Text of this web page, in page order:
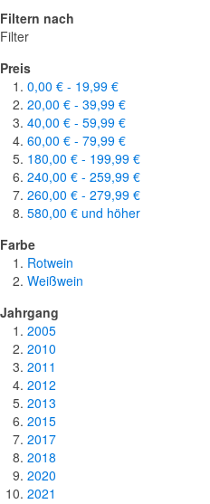
Filtern nach
Filter
Preis
0,00 € - 19,99 €
20,00 € - 39,99 €
40,00 € - 59,99 €
60,00 € - 79,99 €
180,00 € - 199,99 €
240,00 € - 259,99 €
260,00 € - 279,99 €
580,00 € und höher
Farbe
Rotwein
Weißwein
Jahrgang
2005
2010
2011
2012
2013
2015
2017
2018
2020
2021